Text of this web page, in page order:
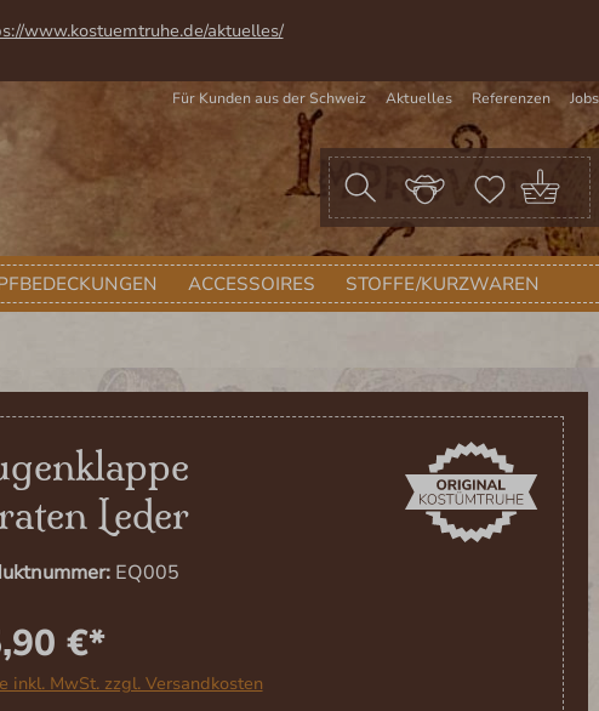
www.kostuemtruhe.de/aktuelles/
Für Kunden aus der Schweiz Aktuelles Referenzen Jobs
ACCESSOIRES STOFFE/KURZWAREN
Leder
EQ005
€*
inkl. MwSt. zzgl. Versandkosten